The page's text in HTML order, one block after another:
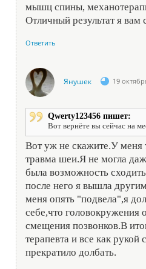
мышц спины,
Отличный результат я вам
Ответить
Янушек 19
Qwerty123456 пишет:
Вот вернёте вы сейчас на
Вот уж не скажите.У меня
травма шеи.Я не могла
была возможность
после него я вышла
меня опять "подвела",я
себе,что головокружения
смещения позвонков.В
терапевта и все как рукой
прекратило долбать.